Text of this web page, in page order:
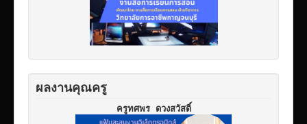
ผลงานคุณครู
ครูทศพร ดวงสวัสดิ์